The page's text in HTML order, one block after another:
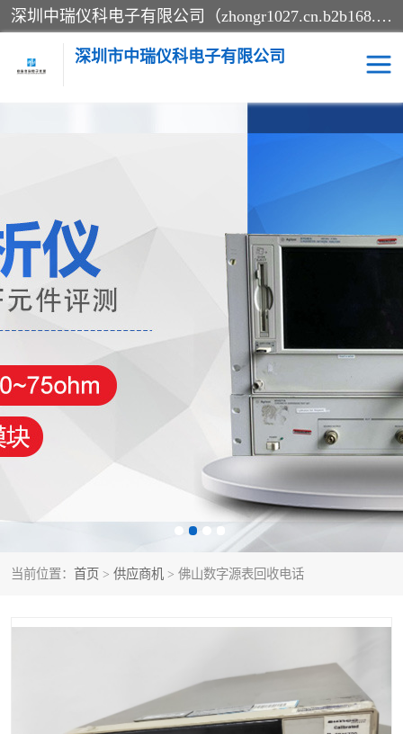
深圳中瑞仪科电子有限公司（zhongr1027.cn.b2b168.com）主要从事回收二手仪器，工厂仪器，回收示波器，KeysightE4980A，FLUKE754，MT8852B，IFR3920，Agilent N4010A，MT8852B等业务，全国统一热线：13570873835。深圳中瑞仪科电子有限公司整批或单出，专业评估高价回收工厂闲置仪器。
深圳市中瑞仪科电子有限公司
当前位置： 首页 > 供应商机 > 佛山数字源表回收电话
电阻-功率计 频谱分析仪
万用表 综合测试仪
蓝牙测试仪 网络分析仪
过程校验仪 电桥测试仪
泰克示波器 电池测试仪
函数信号发生器
校准件
阻抗分析仪